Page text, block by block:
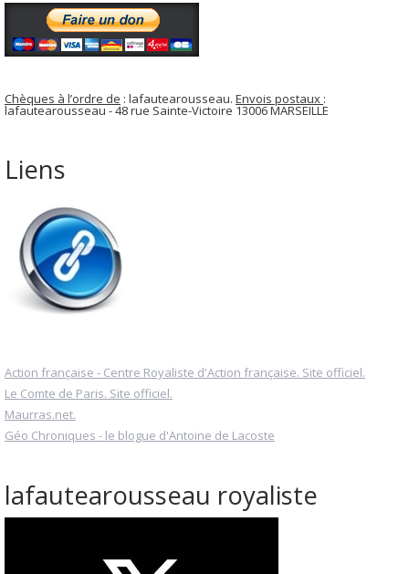
Chèques à l’ordre de : lafautearousseau. Envois postaux :
lafautearousseau - 48 rue Sainte-Victoire 13006 MARSEILLE
Liens
Action française - Centre Royaliste d'Action française. Site officiel.
Le Comte de Paris. Site officiel.
Maurras.net.
Géo Chroniques - le blogue d'Antoine de Lacoste
lafautearousseau royaliste